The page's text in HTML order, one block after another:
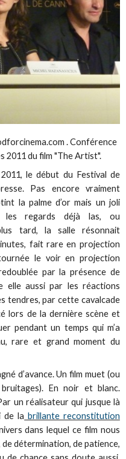
. Conférence
2011 du film "The Artist".
le début du Festival de
Pas encore vraiment
la palme d’or mais un joli
les regards déjà las, ou
tard, la salle résonnait
fait rare en projection
le voir en projection
par la présence de
elle aussi par les réactions
tendres, par cette cavalcade
lors de la dernière scène et
pendant un temps qui m’a
rare et grand moment du
d’avance. Un film muet (ou
bruitages). En noir et blanc.
un réalisateur qui jusque là
de la brillante reconstitution
dans lequel ce film nous
détermination, de patience,